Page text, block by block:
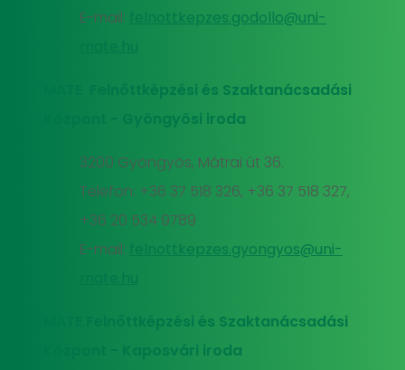
E-mail:
felnottkepzes.godollo@uni-
MATE Felnőttképzési és Szaktanácsadási
Központ - Gyöngyösi iroda
3200 Gyöngyös, Mátrai út 36.
Telefon: +36 37 518 326, +36 37 518 327,
+36 20 534 9789
E-mail:
felnottkepzes.gyongyos@uni-
MATE Felnőttképzési és Szaktanácsadási
Központ - Kaposvári iroda